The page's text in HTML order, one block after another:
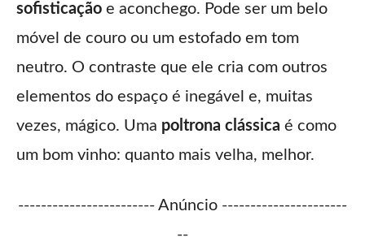
sofisticação e aconchego. Pode ser um belo
móvel de couro ou um estofado em tom
neutro. O contraste que ele cria com outros
elementos do espaço é inegável e, muitas
vezes, mágico. Uma poltrona clássica é como
um bom vinho: quanto mais velha, melhor.
------------------------ Anúncio ----------------------
--